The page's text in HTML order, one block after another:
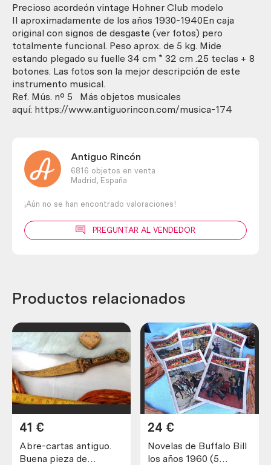
Funcionando.
Maletín
original.
cantidad
Precioso acordeón vintage Hohner Club modelo
II aproximadamente de los años 1930-1940En caja
original con signos de desgaste (ver fotos) pero
totalmente funcional. Peso aprox. de 5 kg. Mide
estando plegado su fuelle 34 cm * 32 cm .25 teclas + 8
botones. Las fotos son la mejor descripción de este
instrumento musical.
Ref. Mús. nº 5 Más objetos musicales
aquí: https://www.antiguorincon.com/musica-174
Antiguo Rincón
6816 objetos en venta
Madrid,
España
¡Aún no se han encontrado valoraciones!
PREGUNTAR AL VENDEDOR
Productos relacionados
Abre-cartas antiguo.
Buena pieza de
41 €
Novelas de Buffalo Bill
los años 1960 (5
24 €